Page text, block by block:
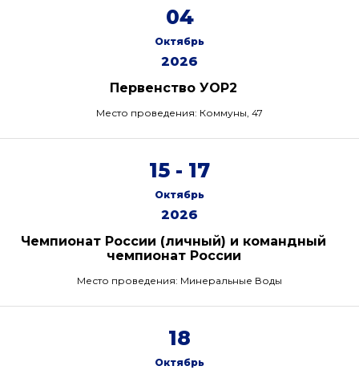
04
Октябрь
2026
Первенство УОР2
Место проведения: Коммуны, 47
15 - 17
Октябрь
2026
Чемпионат России (личный) и командный
чемпионат России
Место проведения: Минеральные Воды
18
Октябрь